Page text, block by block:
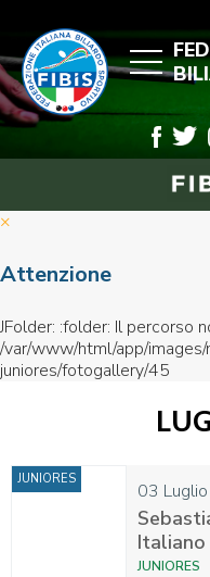
×
Attenzione
JFolder: :folder: Il percorso
/var/www/html/app/
juniores/fotogallery/45
03
JUNIORES
Italiano
JUNIORES